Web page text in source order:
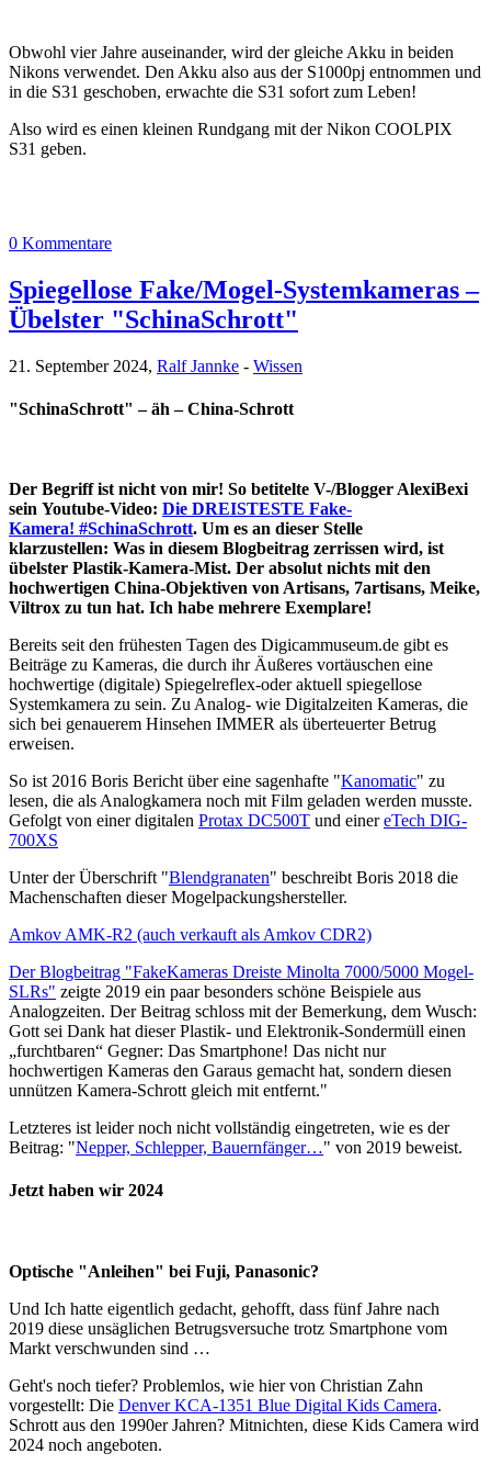
Obwohl vier Jahre auseinander, wird der gleiche Akku in beiden
Nikons verwendet. Den Akku also aus der S1000pj entnommen und
in die S31 geschoben, erwachte die S31 sofort zum Leben!
Also wird es einen kleinen Rundgang mit der Nikon COOLPIX
S31 geben.
0 Kommentare
Spiegellose Fake/Mogel-Systemkameras –
Übelster "SchinaSchrott"
21. September 2024, Ralf Jannke - Wissen
"SchinaSchrott" – äh – China-Schrott
Der Begriff ist nicht von mir! So betitelte V-/Blogger AlexiBexi
sein Youtube-Video: Die DREISTESTE Fake-
Kamera! #SchinaSchrott. Um es an dieser Stelle
klarzustellen: Was in diesem Blogbeitrag zerrissen wird, ist
übelster Plastik-Kamera-Mist. Der absolut nichts mit den
hochwertigen China-Objektiven von Artisans, 7artisans, Meike,
Viltrox zu tun hat. Ich habe mehrere Exemplare!
Bereits seit den frühesten Tagen des Digicammuseum.de gibt es
Beiträge zu Kameras, die durch ihr Äußeres vortäuschen eine
hochwertige (digitale) Spiegelreflex-oder aktuell spiegellose
Systemkamera zu sein. Zu Analog- wie Digitalzeiten Kameras, die
sich bei genauerem Hinsehen IMMER als überteuerter Betrug
erweisen.
So ist 2016 Boris Bericht über eine sagenhafte "Kanomatic" zu
lesen, die als Analogkamera noch mit Film geladen werden musste.
Gefolgt von einer digitalen Protax DC500T und einereTech DIG-
700XS
Unter der Überschrift "Blendgranaten" beschreibt Boris 2018 die
Machenschaften dieser Mogelpackungshersteller.
Amkov AMK-R2 (auch verkauft als Amkov CDR2)
Der Blogbeitrag "FakeKameras Dreiste Minolta 7000/5000 Mogel-
SLRs" zeigte 2019 ein paar besonders schöne Beispiele aus
Analogzeiten. Der Beitrag schloss mit der Bemerkung, dem Wusch:
Gott sei Dank hat dieser Plastik- und Elektronik-Sondermüll einen
„furchtbaren“ Gegner: Das Smartphone! Das nicht nur
hochwertigen Kameras den Garaus gemacht hat, sondern diesen
unnützen Kamera-Schrott gleich mit entfernt."
Letzteres ist leider noch nicht vollständig eingetreten, wie es der
Beitrag: "Nepper, Schlepper, Bauernfänger…" von 2019 beweist.
Jetzt haben wir 2024
Optische "Anleihen" bei Fuji, Panasonic?
Und Ich hatte eigentlich gedacht, gehofft, dass fünf Jahre nach
2019 diese unsäglichen Betrugsversuche trotz Smartphone vom
Markt verschwunden sind …
Geht's noch tiefer? Problemlos, wie hier von Christian Zahn
vorgestellt: Die Denver KCA-1351 Blue Digital Kids Camera.
Schrott aus den 1990er Jahren? Mitnichten, diese Kids Camera wird
2024 noch angeboten.